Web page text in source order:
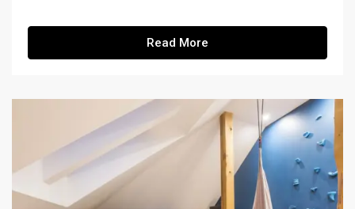
Read More